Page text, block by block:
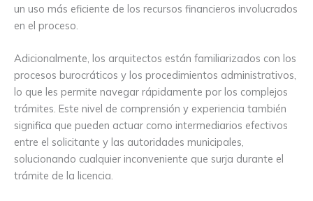
un uso más eficiente de los recursos financieros involucrados
en el proceso.
Adicionalmente, los arquitectos están familiarizados con los
procesos burocráticos y los procedimientos administrativos,
lo que les permite navegar rápidamente por los complejos
trámites. Este nivel de comprensión y experiencia también
significa que pueden actuar como intermediarios efectivos
entre el solicitante y las autoridades municipales,
solucionando cualquier inconveniente que surja durante el
trámite de la licencia.